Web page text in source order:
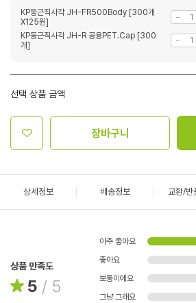
KP둥근직사각 JH-FR500Body [300개
X125원]
KP둥근직사각 JH-R 공용PET.Cap [300
개]
선택 상품 금액
장바구니
상세정보 배송정보 교환/반
상품 만족도
5 / 5
아주 좋아요
좋아요
보통이에요
그냥 그래요